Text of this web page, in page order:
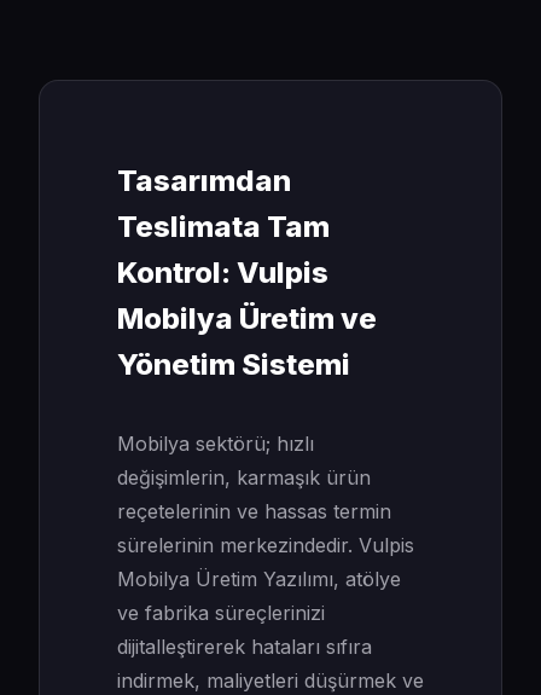
Tasarımdan
Teslimata Tam
Kontrol: Vulpis
Mobilya Üretim ve
Yönetim Sistemi
Mobilya sektörü; hızlı
değişimlerin, karmaşık ürün
reçetelerinin ve hassas termin
sürelerinin merkezindedir. Vulpis
Mobilya Üretim Yazılımı, atölye
ve fabrika süreçlerinizi
dijitalleştirerek hataları sıfıra
indirmek, maliyetleri düşürmek ve